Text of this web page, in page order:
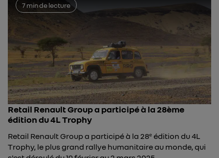
7 min de lecture
Retail Renault Group a participé à la 28ème
édition du 4L Trophy
Retail Renault Group a participé à la 28ᵉ édition du 4L
Trophy, le plus grand rallye humanitaire au monde, qui